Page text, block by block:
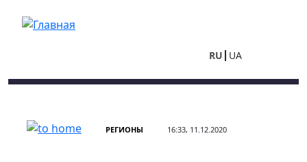
RU UA
РЕГИОНЫ 16:33, 11.12.2020